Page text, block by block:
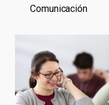
Comunicación